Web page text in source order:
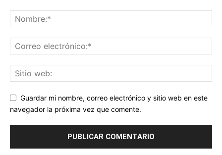
Guardar mi nombre, correo electrónico y sitio web en este
navegador la próxima vez que comente.